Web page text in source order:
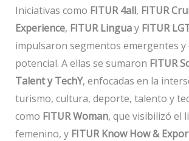
Iniciativas como FITUR 4all, FITUR
Experience, FITUR Linguay FITUR
impulsaron segmentos emergentes y
potencial. A ellas se sumaron FITUR
Talent y TechY, enfocadas en la
turismo, cultura, deporte, talento y
como FITUR Woman, que visibilizó el
femenino, y FITUR Know How &